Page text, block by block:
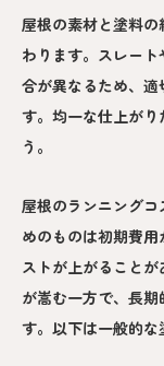
屋根の素材と塗料
わります。スレー
合が異なるため、
す。均一な仕上が
う。
屋根のランニング
めのものは初期費
ストが上がること
が嵩む一方で、長
す。以下は一般的な